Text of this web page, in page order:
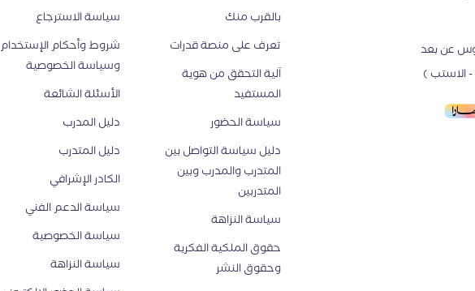
دروس عن بعد
الاستب )
بالقرب منك
تعرف على منصة قدرات
اَلية التحقق من هوية
المستفيد
سياسة الحضور
دليل سياسة التواصل بين
المتدرب والمدرب وبين
المتدربين
سياسة النزاهة
حقوق الملكية الفكرية
وحقوق النشر
سياسة الاسترجاع
شروط وأحكام الإستخدام
وسياسة الخصوصية
الأسئلة الشائعة
دليل المدرب
دليل المتدرب
الكادر الإشرافي
سياسة الدعم الفني
سياسة الخصوصية
سياسة النزاهة